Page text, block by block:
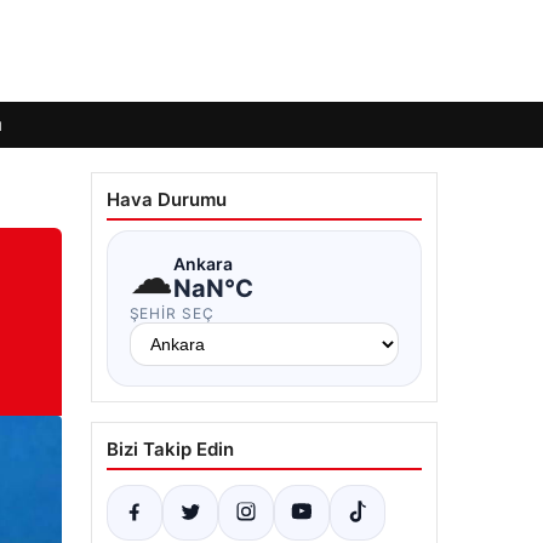
Hava Durumu
☁Ankara
NaN°C
ŞEHIR SEÇ
Bizi Takip Edin